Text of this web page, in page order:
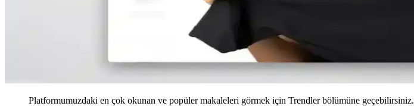
Platformumuzdaki en çok okunan ve popüler makaleleri görmek için Trendler bölümüne geçebilirsiniz.